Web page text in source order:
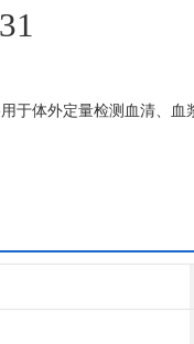
于体外定量检测血清、